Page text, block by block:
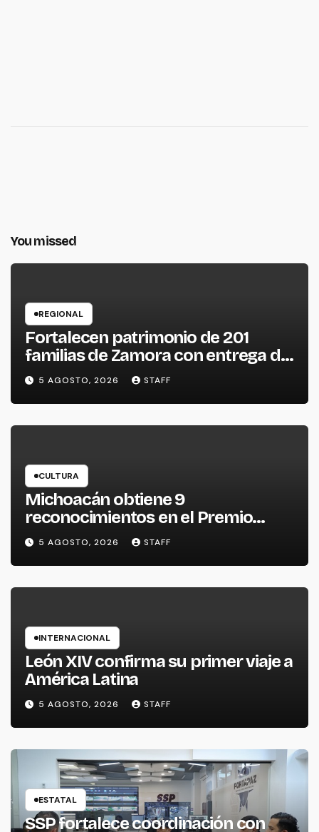
You missed
REGIONAL
Fortalecen patrimonio de 201
familias de Zamora con entrega de
escrituras
5 AGOSTO, 2026 STAFF
CULTURA
Michoacán obtiene 9
reconocimientos en el Premio
Nacional de la Cerámica
5 AGOSTO, 2026 STAFF
INTERNACIONAL
León XIV confirma su primer viaje a
América Latina
5 AGOSTO, 2026 STAFF
ESTATAL
SSP fortalece coordinación con